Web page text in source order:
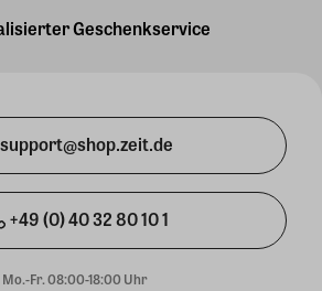
Geschenkservice
support@shop.zeit.de
+49 (0) 40 32 80 10 1
Mo.-Fr. 08:00-18:00 Uhr